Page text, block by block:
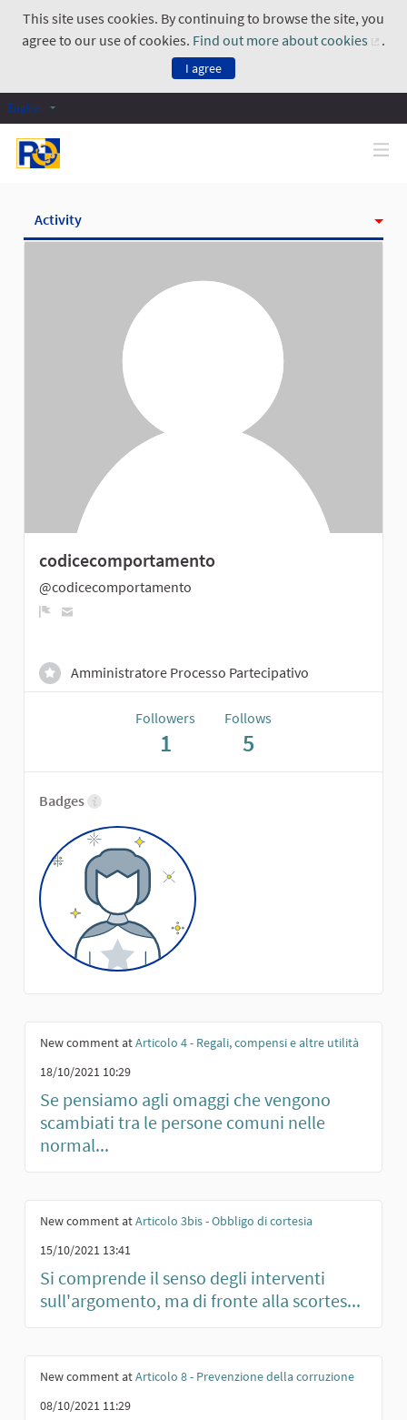
This site uses cookies. By continuing to browse the site, you
agree to our use of cookies. Find out more about cookies
.
I agree
English
Activity
codicecomportamento
@codicecomportamento
Amministratore Processo Partecipativo
Followers
1
Follows
5
Badges
New comment atArticolo 4 - Regali, compensi e altre utilità
18/10/2021 10:29
Se pensiamo agli omaggi che vengono
scambiati tra le persone comuni nelle
normal...
New comment atArticolo 3bis - Obbligo di cortesia
15/10/2021 13:41
Si comprende il senso degli interventi
sull'argomento, ma di fronte alla scortes...
New comment atArticolo 8 - Prevenzione della corruzione
08/10/2021 11:29